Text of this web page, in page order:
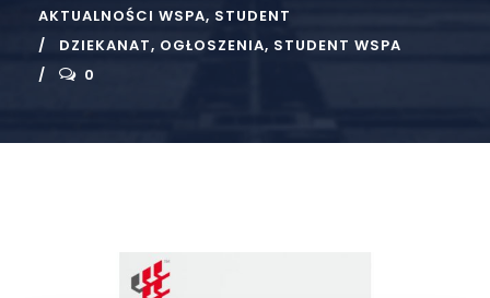
AKTUALNOŚCI WSPA, STUDENT
DZIEKANAT, OGŁOSZENIA, STUDENT WSPA
0